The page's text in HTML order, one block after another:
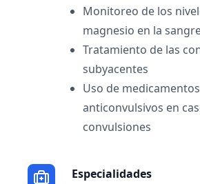
Monitoreo de los
magnesio en la
Tratamiento de las
subyacentes
Uso de medicamentos
anticonvulsivos en
convulsiones
Especialidades